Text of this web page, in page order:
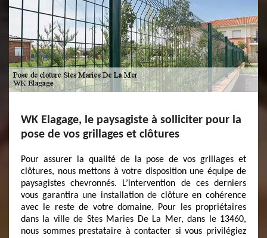
WK Elagage, le paysagiste à solliciter pour la
pose de vos grillages et clôtures
Pour assurer la qualité de la pose de vos grillages et
clôtures, nous mettons à votre disposition une équipe de
paysagistes chevronnés. L’intervention de ces derniers
vous garantira une installation de clôture en cohérence
avec le reste de votre domaine. Pour les propriétaires
dans la ville de Stes Maries De La Mer, dans le 13460,
nous sommes prestataire à contacter si vous privilégiez